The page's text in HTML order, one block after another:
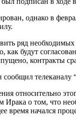
однако в
ряд
будут
контракты
телеканалу
относительно
о том, что
начался